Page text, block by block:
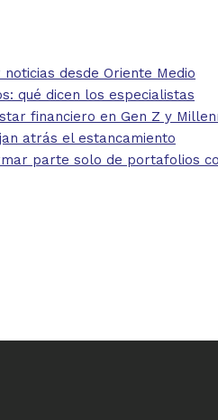
desde Oriente Medio
qué dicen los especialistas
financiero en Gen Z y
atrás el estancamiento
parte solo de portafolios